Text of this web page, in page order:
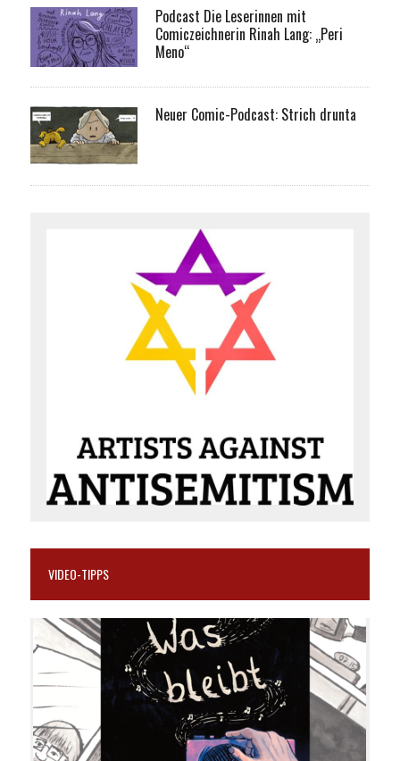
Podcast Die Leserinnen mit
Comiczeichnerin Rinah Lang: „Peri
Meno“
Neuer Comic-Podcast: Strich drunta
VIDEO-TIPPS